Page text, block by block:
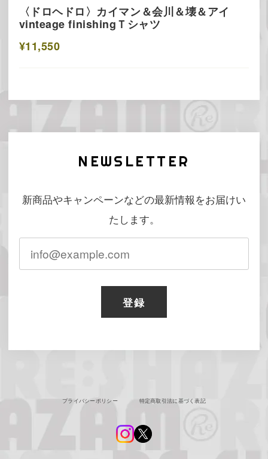
〈ドロヘドロ〉カイマン＆会川＆壊＆アイ
vinteage finishingＴシャツ
¥11,550
NEWSLETTER
新商品やキャンペーンなどの最新情報をお届けい
たします。
登録
プライバシーポリシー 特定商取引法に基づく表記